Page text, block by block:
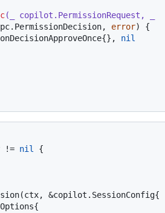
(_ copilot.PermissionRequest, _
error) {
nil
!= nil {
&copilot.SessionConfig{